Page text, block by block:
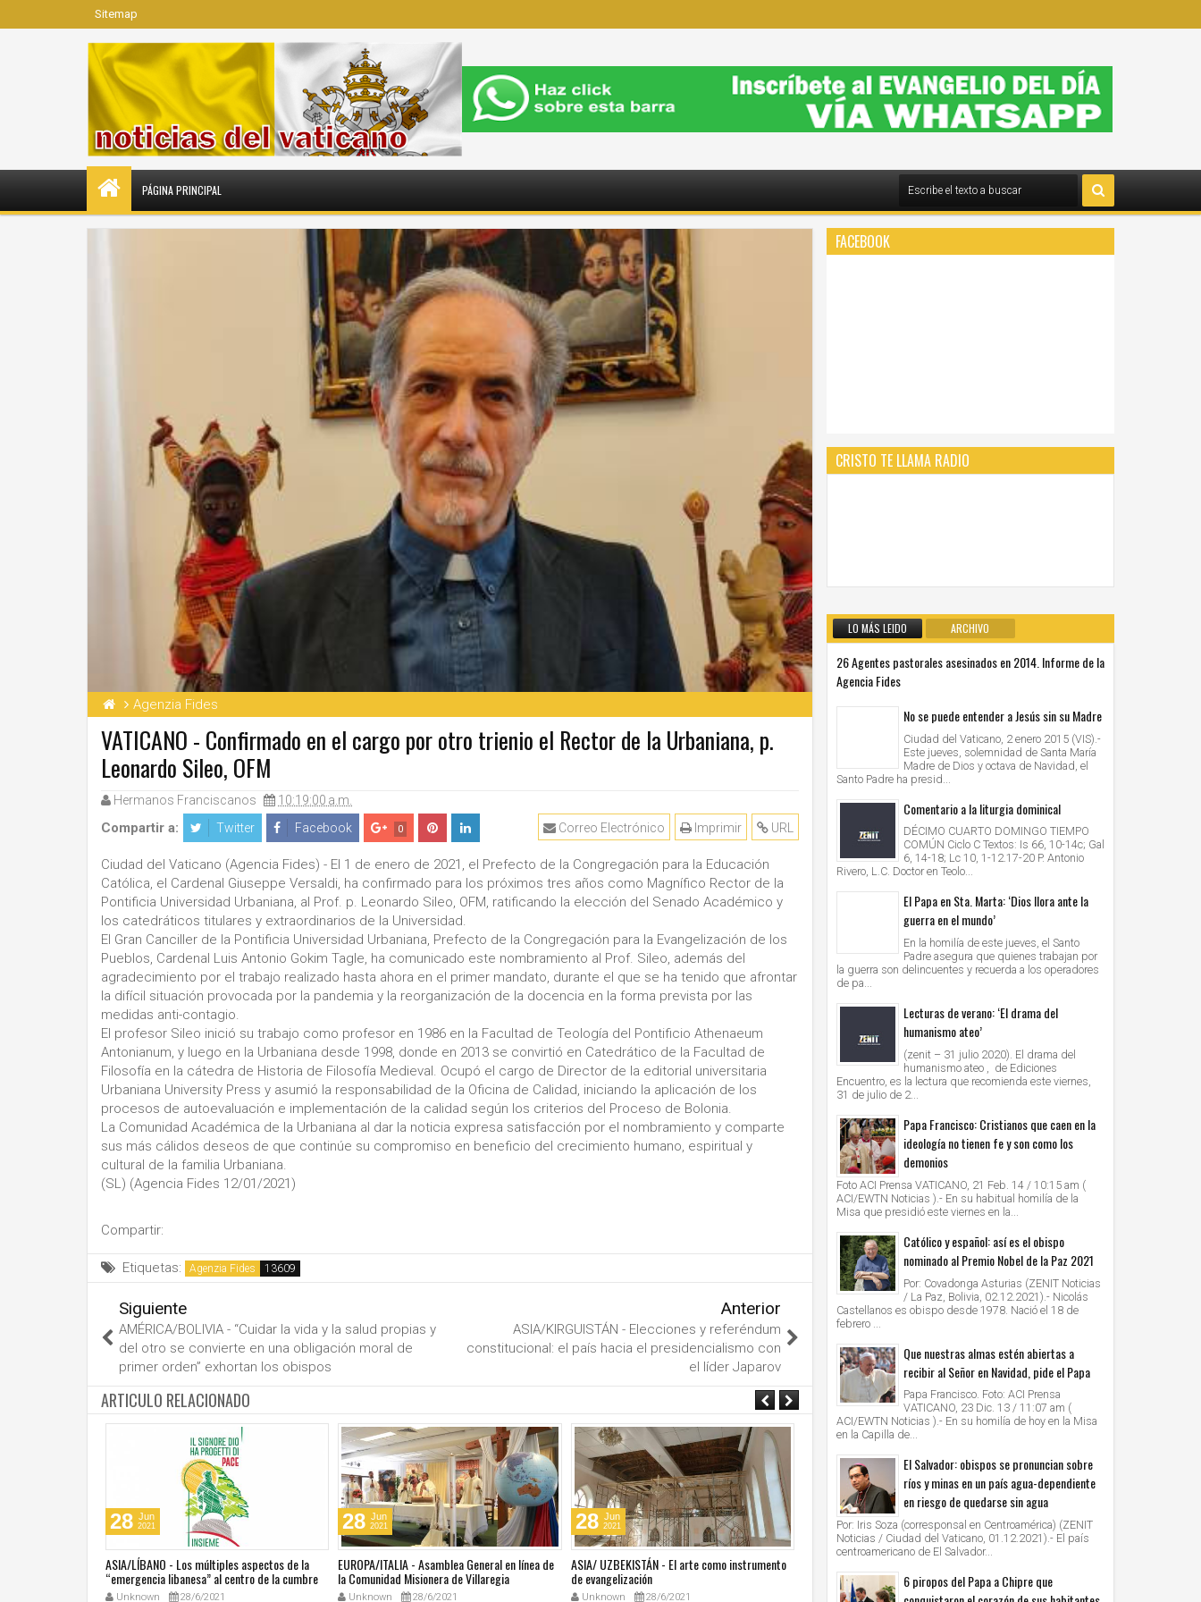
Sitemap
PÁGINA PRINCIPAL
Agenzia Fides
VATICANO - Confirmado en el cargo por otro trienio el Rector de la Urbaniana, p.
Leonardo Sileo, OFM
Hermanos Franciscanos 10:19:00 a.m.
Compartir a: Twitter Facebook 0 URL
Imprimir
Correo Electrónico
Ciudad del Vaticano (Agencia Fides) - El 1 de enero de 2021, el Prefecto de la Congregación para la Educación
Católica, el Cardenal Giuseppe Versaldi, ha confirmado para los próximos tres años como Magnífico Rector de la
Pontificia Universidad Urbaniana, al Prof. p. Leonardo Sileo, OFM, ratificando la elección del Senado Académico y
los catedráticos titulares y extraordinarios de la Universidad.
El Gran Canciller de la Pontificia Universidad Urbaniana, Prefecto de la Congregación para la Evangelización de los
Pueblos, Cardenal Luis Antonio Gokim Tagle, ha comunicado este nombramiento al Prof. Sileo, además del
agradecimiento por el trabajo realizado hasta ahora en el primer mandato, durante el que se ha tenido que afrontar
la difícil situación provocada por la pandemia y la reorganización de la docencia en la forma prevista por las
medidas anti-contagio.
El profesor Sileo inició su trabajo como profesor en 1986 en la Facultad de Teología del Pontificio Athenaeum
Antonianum, y luego en la Urbaniana desde 1998, donde en 2013 se convirtió en Catedrático de la Facultad de
Filosofía en la cátedra de Historia de Filosofía Medieval. Ocupó el cargo de Director de la editorial universitaria
Urbaniana University Press y asumió la responsabilidad de la Oficina de Calidad, iniciando la aplicación de los
procesos de autoevaluación e implementación de la calidad según los criterios del Proceso de Bolonia.
La Comunidad Académica de la Urbaniana al dar la noticia expresa satisfacción por el nombramiento y comparte
sus más cálidos deseos de que continúe su compromiso en beneficio del crecimiento humano, espiritual y
cultural de la familia Urbaniana.
(SL) (Agencia Fides 12/01/2021)
Compartir:
Etiquetas: Agenzia Fides
Siguiente
AMÉRICA/BOLIVIA - “Cuidar la vida y la salud propias y
del otro se convierte en una obligación moral de
primer orden” exhortan los obispos
Anterior
ASIA/KIRGUISTÁN - Elecciones y referéndum
constitucional: el país hacia el presidencialismo con
el líder Japarov
ARTICULO RELACIONADO
28 Jun
2021
ASIA/LÍBANO - Los múltiples aspectos de la
“emergencia libanesa” al centro de la cumbre
eclesial convocada por el Papa Francisco
Unknown 28/6/2021
28 Jun
2021
EUROPA/ITALIA - Asamblea General en línea de
la Comunidad Misionera de Villaregia
Unknown 28/6/2021
28 Jun
2021
ASIA/ UZBEKISTÁN - El arte como instrumento
de evangelización
Unknown 28/6/2021
Jun
2021
en la democracia, defiende el sistema
democrático, apoya los resultados electorales"
Unknown 28/6/2021
28 2021
organizada por las Obras
Unknown
FACEBOOK
CRISTO TE LLAMA RADIO
LO MÁS LEIDO ARCHIVO
26 Agentes pastorales asesinados en 2014. Informe de la
Agencia Fides
No se puede entender a Jesús sin su Madre
Ciudad del Vaticano, 2 enero 2015 (VIS).-
Este jueves, solemnidad de Santa María
Madre de Dios y octava de Navidad, el
Santo Padre ha presid...
Comentario a la liturgia dominical
DÉCIMO CUARTO DOMINGO TIEMPO
COMÚN Ciclo C Textos: Is 66, 10-14c; Gal
6, 14-18; Lc 10, 1-12.17-20 P. Antonio
Rivero, L.C. Doctor en Teolo...
El Papa en Sta. Marta: ‘Dios llora ante la
guerra en el mundo’
En la homilía de este jueves, el Santo
Padre asegura que quienes trabajan por
la guerra son delincuentes y recuerda a los operadores
de pa...
Lecturas de verano: ‘El drama del
humanismo ateo’
(zenit – 31 julio 2020). El drama del
humanismo ateo , de Ediciones
Encuentro, es la lectura que recomienda este viernes,
31 de julio de 2...
Papa Francisco: Cristianos que caen en la
ideología no tienen fe y son como los
demonios
Foto ACI Prensa VATICANO, 21 Feb. 14 / 10:15 am (
ACI/EWTN Noticias ).- En su habitual homilía de la
Misa que presidió este viernes en la...
Católico y español: así es el obispo
nominado al Premio Nobel de la Paz 2021
Por: Covadonga Asturias (ZENIT Noticias
/ La Paz, Bolivia, 02.12.2021).- Nicolás
Castellanos es obispo desde 1978. Nació el 18 de
febrero ...
Que nuestras almas estén abiertas a
recibir al Señor en Navidad, pide el Papa
Papa Francisco. Foto: ACI Prensa
VATICANO, 23 Dic. 13 / 11:07 am (
ACI/EWTN Noticias ).- En su homilía de hoy en la Misa
en la Capilla de...
El Salvador: obispos se pronuncian sobre
ríos y minas en un país agua-dependiente
en riesgo de quedarse sin agua
Por: Iris Soza (corresponsal en Centroamérica) (ZENIT
Noticias / Ciudad del Vaticano, 01.12.2021).- El país
centroamericano de El Salvador...
6 piropos del Papa a Chipre que